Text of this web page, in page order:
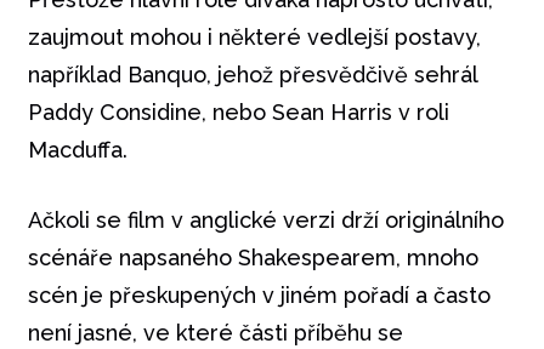
zaujmout mohou i některé vedlejší postavy,
například Banquo, jehož přesvědčivě sehrál
Paddy Considine, nebo Sean Harris v roli
Macduffa.
Ačkoli se film v anglické verzi drží originálního
scénáře napsaného Shakespearem, mnoho
scén je přeskupených v jiném pořadí a často
není jasné, ve které části příběhu se